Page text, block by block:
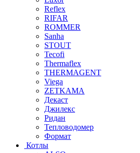
Reflex
RIFAR
ROMMER
Sanha
STOUT
Tecofi
Thermaflex
THERMAGENT
Viega
ZETKAMA
Декаст
Джилекс
Ридан
Тепловодомер
Формат
Котлы